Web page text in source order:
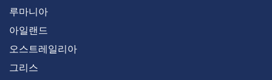
루마니아
아일랜드
오스트레일리아
그리스